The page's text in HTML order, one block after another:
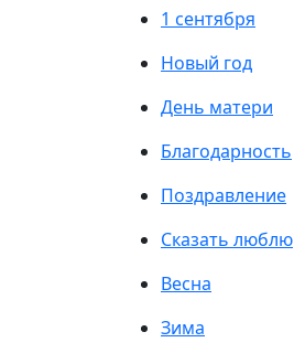
1 сентября
Новый год
День матери
Благодарность
Поздравление
Сказать люблю
Весна
Зима